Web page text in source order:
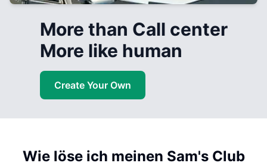
More than Call center
More like human
Create Your Own
Wie löse ich meinen Sam's Club